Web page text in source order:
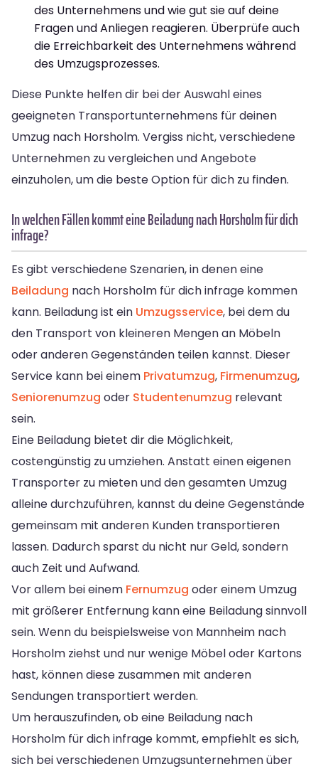
des Unternehmens und wie gut sie auf deine
Fragen und Anliegen reagieren. Überprüfe auch
die Erreichbarkeit des Unternehmens während
des Umzugsprozesses.
Diese Punkte helfen dir bei der Auswahl eines
geeigneten Transportunternehmens für deinen
Umzug nach Horsholm. Vergiss nicht, verschiedene
Unternehmen zu vergleichen und Angebote
einzuholen, um die beste Option für dich zu finden.
In welchen Fällen kommt eine Beiladung nach Horsholm für dich
infrage?
Es gibt verschiedene Szenarien, in denen eine
Beiladung nach Horsholm für dich infrage kommen
kann. Beiladung ist ein Umzugsservice, bei dem du
den Transport von kleineren Mengen an Möbeln
oder anderen Gegenständen teilen kannst. Dieser
Service kann bei einem Privatumzug, Firmenumzug,
Seniorenumzug oder Studentenumzug relevant
sein.
Eine Beiladung bietet dir die Möglichkeit,
costengünstig zu umziehen. Anstatt einen eigenen
Transporter zu mieten und den gesamten Umzug
alleine durchzuführen, kannst du deine Gegenstände
gemeinsam mit anderen Kunden transportieren
lassen. Dadurch sparst du nicht nur Geld, sondern
auch Zeit und Aufwand.
Vor allem bei einem Fernumzug oder einem Umzug
mit größerer Entfernung kann eine Beiladung sinnvoll
sein. Wenn du beispielsweise von Mannheim nach
Horsholm ziehst und nur wenige Möbel oder Kartons
hast, können diese zusammen mit anderen
Sendungen transportiert werden.
Um herauszufinden, ob eine Beiladung nach
Horsholm für dich infrage kommt, empfiehlt es sich,
sich bei verschiedenen Umzugsunternehmen über